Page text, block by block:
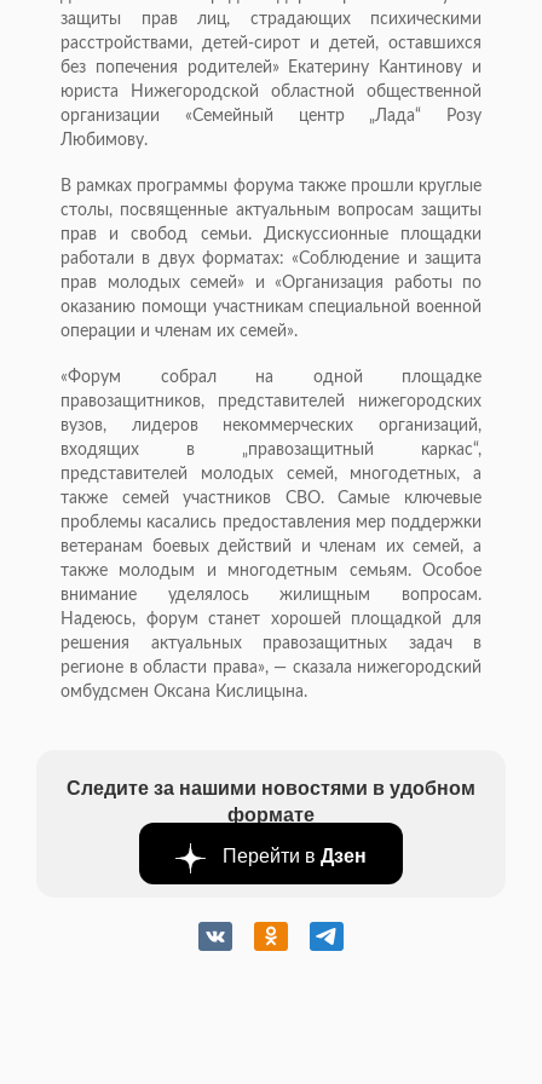
защиты прав лиц, страдающих психическими
расстройствами, детей-сирот и детей, оставшихся
без попечения родителей» Екатерину Кантинову и
юриста Нижегородской областной общественной
организации «Семейный центр „Лада“ Розу
Любимову.
В рамках программы форума также прошли круглые
столы, посвященные актуальным вопросам защиты
прав и свобод семьи. Дискуссионные площадки
работали в двух форматах: «Соблюдение и защита
прав молодых семей» и «Организация работы по
оказанию помощи участникам специальной военной
операции и членам их семей».
«Форум собрал на одной площадке
правозащитников, представителей нижегородских
вузов, лидеров некоммерческих организаций,
входящих в „правозащитный каркас“,
представителей молодых семей, многодетных, а
также семей участников СВО. Самые ключевые
проблемы касались предоставления мер поддержки
ветеранам боевых действий и членам их семей, а
также молодым и многодетным семьям. Особое
внимание уделялось жилищным вопросам.
Надеюсь, форум станет хорошей площадкой для
решения актуальных правозащитных задач в
регионе в области права», — сказала нижегородский
омбудсмен Оксана Кислицына.
Следите за нашими новостями в удобном
формате
Перейти в Дзен